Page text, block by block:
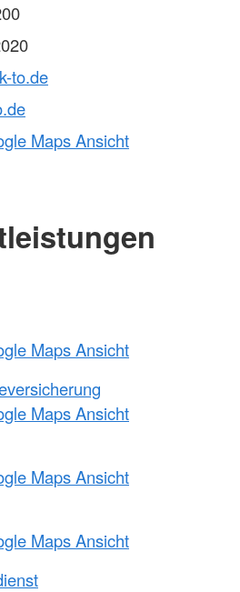
to.de
Maps Ansicht
Maps Ansicht
Maps Ansicht
Maps Ansicht
Maps Ansicht